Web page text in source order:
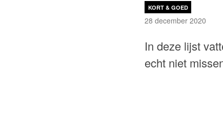
KORT & GOED
28 december 2020
In deze lijst
echt niet